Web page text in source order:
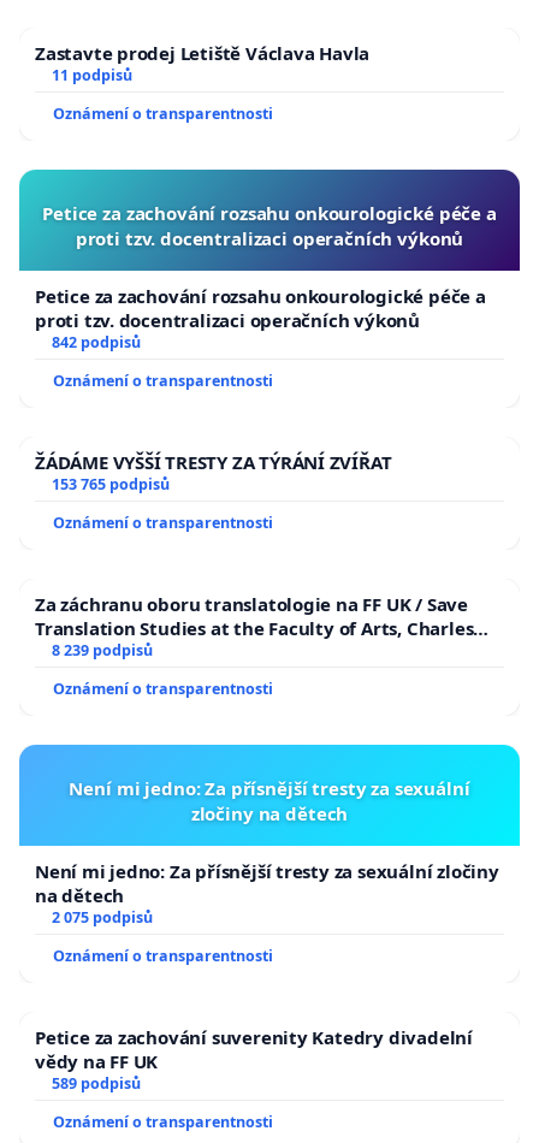
Zastavte prodej Letiště Václava Havla
11 podpisů
Oznámení o transparentnosti
Petice za zachování rozsahu onkourologické péče a
proti tzv. docentralizaci operačních výkonů
Petice za zachování rozsahu onkourologické péče a
proti tzv. docentralizaci operačních výkonů
842 podpisů
Oznámení o transparentnosti
ŽÁDÁME VYŠŠÍ TRESTY ZA TÝRÁNÍ ZVÍŘAT
153 765 podpisů
Oznámení o transparentnosti
Za záchranu oboru translatologie na FF UK / Save
Translation Studies at the Faculty of Arts, Charles
University
8 239 podpisů
Oznámení o transparentnosti
Není mi jedno: Za přísnější tresty za sexuální
zločiny na dětech
Není mi jedno: Za přísnější tresty za sexuální zločiny
na dětech
2 075 podpisů
Oznámení o transparentnosti
Petice za zachování suverenity Katedry divadelní
vědy na FF UK
589 podpisů
Oznámení o transparentnosti